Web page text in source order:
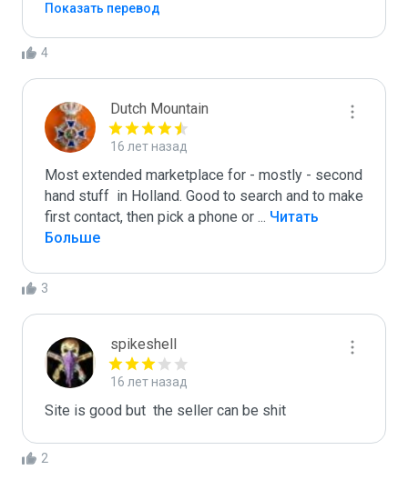
Показать перевод
4
Dutch Mountain
16 лет назад
Most extended marketplace for - mostly - second
hand stuff  in Holland. Good to search and to make
first contact, then pick a phone or ... Читать
Больше
3
spikeshell
16 лет назад
Site is good but  the seller can be shit
2